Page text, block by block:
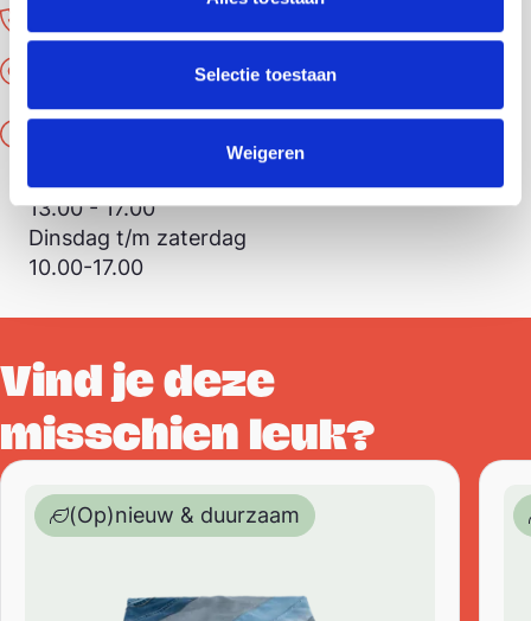
Selectie toestaan
Weigeren
webshop.gouda@tdh.nl
Openingstijden
13.00 - 17.00
Dinsdag t/m zaterdag
10.00-17.00
Vind je deze
misschien leuk?
Designed to be kind – kussenhoes – upcycled /
(Op)nieuw & duurzaam